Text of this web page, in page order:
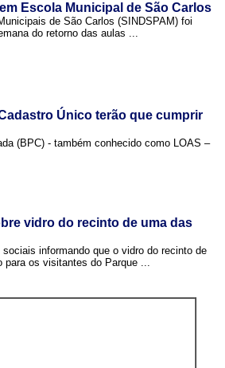
Escola Municipal de São Carlos
de São Carlos (SINDSPAM) foi
do retorno das aulas ...
Único terão que cumprir
(BPC) - também conhecido como LOAS –
vidro do recinto de uma das
informando que o vidro do recinto de
para os visitantes do Parque ...